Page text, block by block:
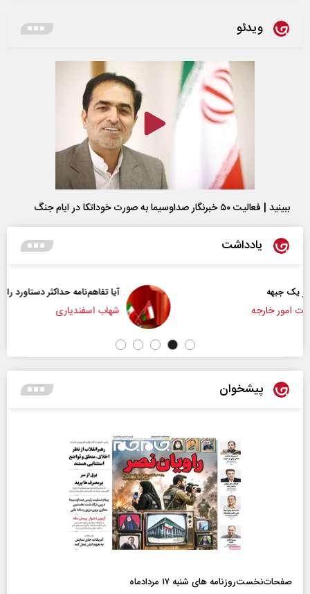
ویدئو
ببینید | فعالیت ۵۰ خبرنگار صداوسیما به صورت خوداتکا در ایام جنگ
یادداشت
آیا تفاهم‌نامه حداکثر دستاورد راهبردی ایران بود؟
شهاب اسفندیاری
پیشخوان
صفحات‌نخست‌روزنامه ها‌ی شنبه ۱۷ مردادماه